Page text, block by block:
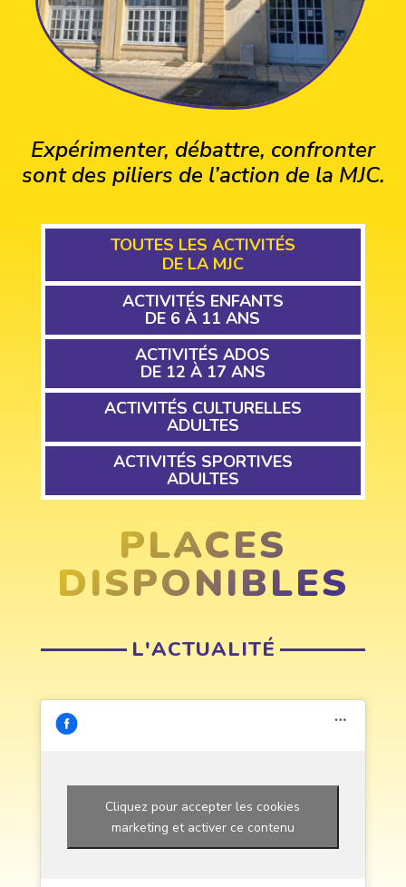
Expérimenter, débattre, confronter
sont des piliers de l’action de la MJC.
TOUTES LES ACTIVITÉS
DE LA MJC
ACTIVITÉS ENFANTS
DE 6 À 11 ANS
ACTIVITÉS ADOS
DE 12 À 17 ANS
ACTIVITÉS CULTURELLES
ADULTES
ACTIVITÉS SPORTIVES
ADULTES
PLACES
DISPONIBLES
L'ACTUALITÉ
Cliquez pour accepter les cookies
marketing et activer ce contenu